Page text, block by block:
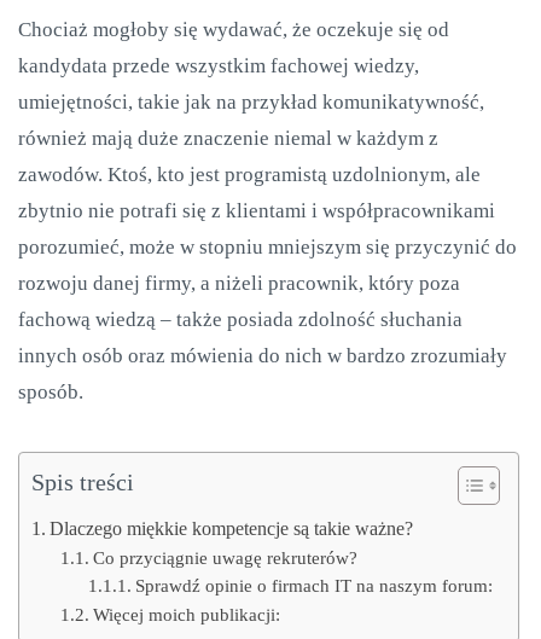
Chociaż mogłoby się wydawać, że oczekuje się od
kandydata przede wszystkim fachowej wiedzy,
umiejętności, takie jak na przykład komunikatywność,
również mają duże znaczenie niemal w każdym z
zawodów. Ktoś, kto jest programistą uzdolnionym, ale
zbytnio nie potrafi się z klientami i współpracownikami
porozumieć, może w stopniu mniejszym się przyczynić do
rozwoju danej firmy, a niżeli pracownik, który poza
fachową wiedzą – także posiada zdolność słuchania
innych osób oraz mówienia do nich w bardzo zrozumiały
sposób.
Spis treści
Dlaczego miękkie kompetencje są takie ważne?
Co przyciągnie uwagę rekruterów?
Sprawdź opinie o firmach IT na naszym forum:
Więcej moich publikacji: